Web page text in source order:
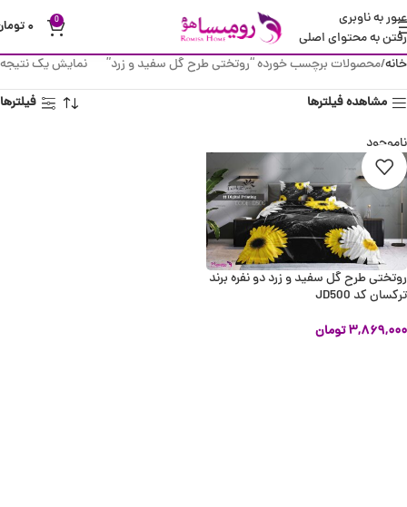
عبور به ناوبری
رفتن به محتوای اصلی
0 ۰
خانه محصولات برچسب خورده “روتختی طرح گل سفید و زرد”
نمایش یک نتیجه
مشاهده فیلترها
فیلترها
ناموجود
روتختی طرح گل سفید و زرد دو نفره برند
ترکسان کد JD500
۳,۸۶۹,۰۰۰تومان